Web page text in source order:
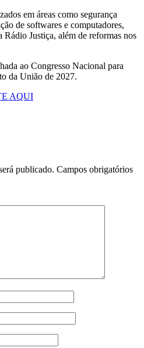
em áreas como segurança
de softwares e computadores,
Justiça, além de reformas nos
ao Congresso Nacional para
da União de 2027.
AQUI
publicado. Campos obrigatórios